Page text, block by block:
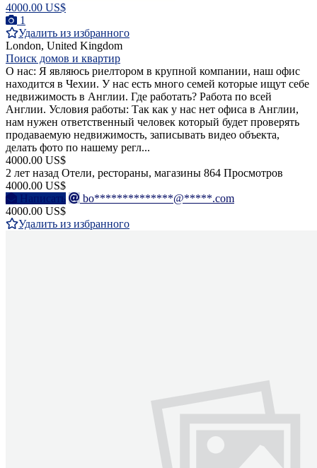
4000.00 US$
1
Удалить из избранного
London, United Kingdom
Поиск домов и квартир
О нас: Я являюсь риелтором в крупной компании, наш офис
находится в Чехии. У нас есть много семей которые ищут себе
недвижимость в Англии. Где работать? Работа по всей
Англии. Условия работы: Так как у нас нет офиса в Англии,
нам нужен ответственный человек который будет проверять
продаваемую недвижимость, записывать видео объекта,
делать фото по нашему регл...
4000.00 US$
2 лет назад Отели, рестораны, магазины 864 Просмотров
4000.00 US$
Написать
bo**************@*****.com
4000.00 US$
Удалить из избранного